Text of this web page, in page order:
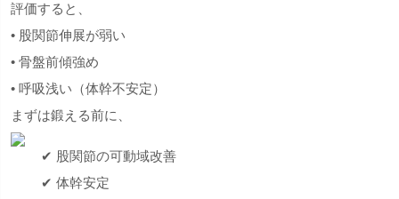
評価すると、
• 股関節伸展が弱い
• 骨盤前傾強め
• 呼吸浅い（体幹不安定）
まずは鍛える前に、
✔ 股関節の可動域改善
✔ 体幹安定